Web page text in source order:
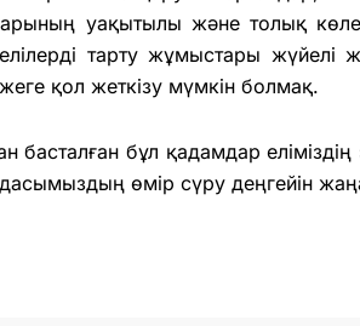
уақытылы және толық
тарту жұмыстары жүйелі
қол жеткізу мүмкін болмақ.
басталған бұл қадамдар еліміздің
өмір сүру деңгейін